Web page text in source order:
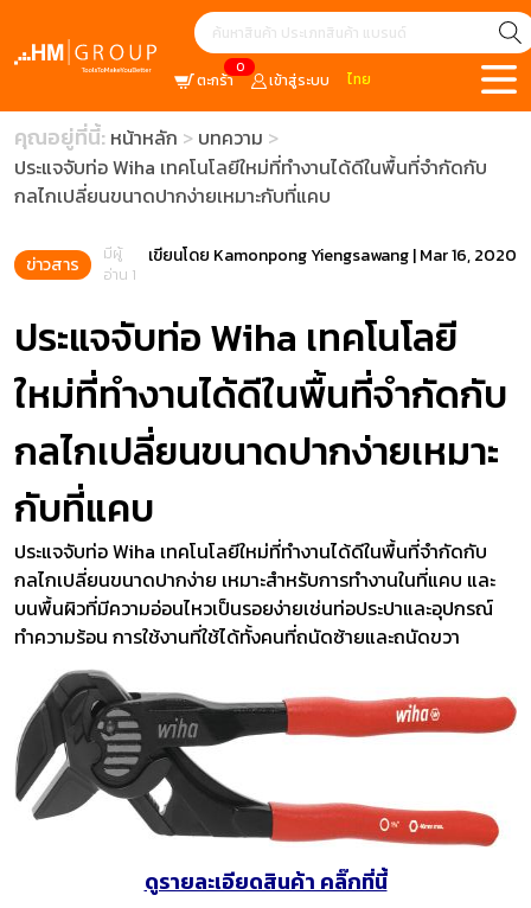
0
ตะกร้า เข้าสู่ระบบ ไทย
คุณอยู่ที่นี้: หน้าหลัก
บทความ
ประแจจับท่อ Wiha เทคโนโลยีใหม่ที่ทำงานได้ดีในพื้นที่จำกัดกับ
กลไกเปลี่ยนขนาดปากง่ายเหมาะกับที่แคบ
ข่าวสาร
มีผู้
อ่าน 1
เขียนโดย Kamonpong Yiengsawang|Mar 16, 2020
ประแจจับท่อ Wiha เทคโนโลยี
ใหม่ที่ทำงานได้ดีในพื้นที่จำกัดกับ
กลไกเปลี่ยนขนาดปากง่ายเหมาะ
กับที่แคบ
ประแจจับท่อ Wiha เทคโนโลยีใหม่ที่ทำงานได้ดีในพื้นที่จำกัดกับ
กลไกเปลี่ยนขนาดปากง่าย เหมาะสำหรับการทำงานในที่แคบ และ
บนพื้นผิวที่มีความอ่อนไหวเป็นรอยง่ายเช่นท่อประปาและอุปกรณ์
ทำความร้อน การใช้งานที่ใช้ได้ทั้งคนที่ถนัดซ้ายและถนัดขวา
ดูรายละเอียดสินค้า คลิ๊กที่นี้